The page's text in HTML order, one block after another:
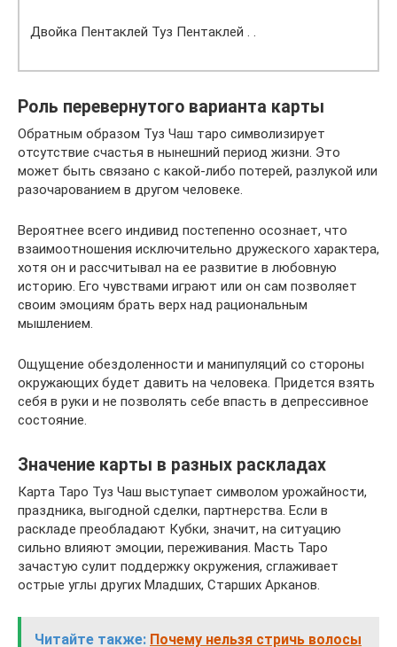
Двойка Пентаклей Туз Пентаклей . .
Роль перевернутого варианта карты
Обратным образом Туз Чаш таро символизирует
отсутствие счастья в нынешний период жизни. Это
может быть связано с какой-либо потерей, разлукой или
разочарованием в другом человеке.
Вероятнее всего индивид постепенно осознает, что
взаимоотношения исключительно дружеского характера,
хотя он и рассчитывал на ее развитие в любовную
историю. Его чувствами играют или он сам позволяет
своим эмоциям брать верх над рациональным
мышлением.
Ощущение обездоленности и манипуляций со стороны
окружающих будет давить на человека. Придется взять
себя в руки и не позволять себе впасть в депрессивное
состояние.
Значение карты в разных раскладах
Карта Таро Туз Чаш выступает символом урожайности,
праздника, выгодной сделки, партнерства. Если в
раскладе преобладают Кубки, значит, на ситуацию
сильно влияют эмоции, переживания. Масть Таро
зачастую сулит поддержку окружения, сглаживает
острые углы других Младших, Старших Арканов.
Читайте также: Почему нельзя стричь волосы